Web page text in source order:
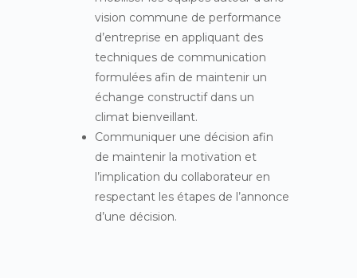
vision commune de performance
d’entreprise en appliquant des
techniques de communication
formulées afin de maintenir un
échange constructif dans un
climat bienveillant.
Communiquer une décision afin
de maintenir la motivation et
l’implication du collaborateur en
respectant les étapes de l’annonce
d’une décision.